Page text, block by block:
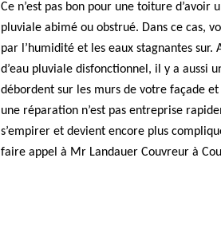
Ce n’est pas bon pour une toiture d’avoir
pluviale abimé ou obstrué. Dans ce cas,
par l’humidité et les eaux stagnantes sur.
d’eau pluviale disfonctionnel, il y a aussi
débordent sur les murs de votre façade
une réparation n’est pas entreprise
s’empirer et devient encore plus
faire appel à Mr Landauer Couvreur à